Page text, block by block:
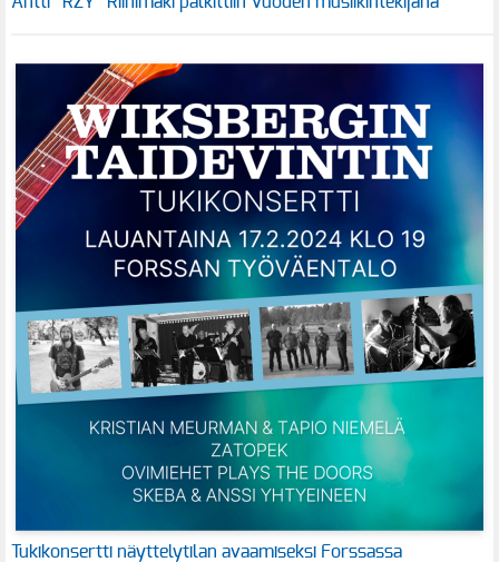
Tukikonsertti näyttelytilan avaamiseksi Forssassa